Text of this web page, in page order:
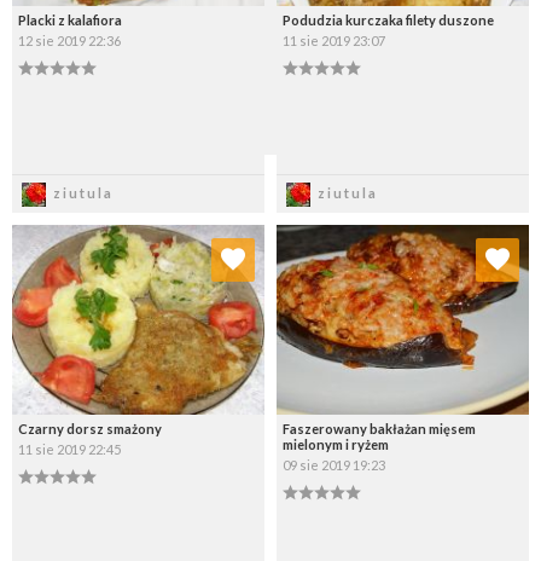
Placki z kalafiora
12 sie 2019 22:36
ziutula
Podudzia kurczaka filety duszone
11 sie 2019 23:07
ziutula
Czarny dorsz smażony
11 sie 2019 22:45
Dodaj do ulubionych
Wybierz listę:
Faszerowany bakłażan mięsem
mielonym i ryżem
09 sie 2019 19:23
Dodaj do ulubionych
Wybierz listę: